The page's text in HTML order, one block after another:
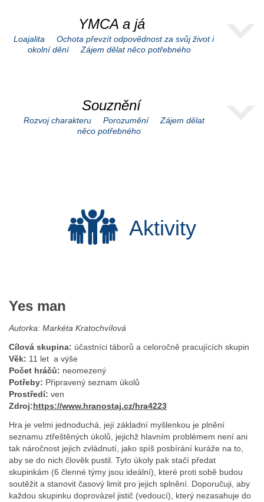
YMCA a já
Loajalita
Ochota převzít odpovědnost za svůj život i
okolní dění
Zájem dělat něco potřebného
Souznění
Rozvoj charakteru Porozumění
Zájem dělat
něco potřebného
Aktivity
Yes man
Autorka: Markéta Kratochvílová
Cílová skupina: účastníci táborů a celoročně pracujících skupin
Věk: 11 let a výše
Počet hráčů: neomezený
Potřeby: Připravený seznam úkolů
Prostředí: ven
Zdroj:https://www.hranostaj.cz/hra4223
Hra je velmi jednoduchá, její základní myšlenkou je plnění
seznamu ztřeštěných úkolů, jejichž hlavním problémem není ani
tak náročnost jejich zvládnutí, jako spíš posbírání kuráže na to,
aby se do nich člověk pustil. Tyto úkoly pak stačí předat
skupinkám (6 členné týmy jsou ideální), které proti sobě budou
soutěžit a stanovit časový limit pro jejich splnění. Doporučuji, aby
každou skupinku doprovázel jistič (vedoucí), který nezasahuje do